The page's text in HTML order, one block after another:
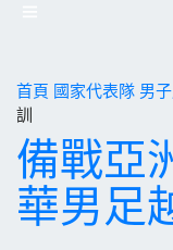
首頁 國家代表隊 男
訓
備戰亞
華男足